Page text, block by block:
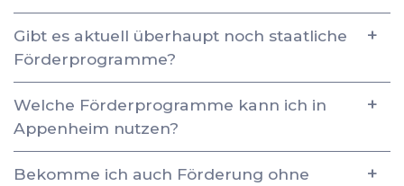
Gibt es aktuell überhaupt noch staatliche
Förderprogramme?
Welche Förderprogramme kann ich in
Appenheim nutzen?
Bekomme ich auch Förderung ohne